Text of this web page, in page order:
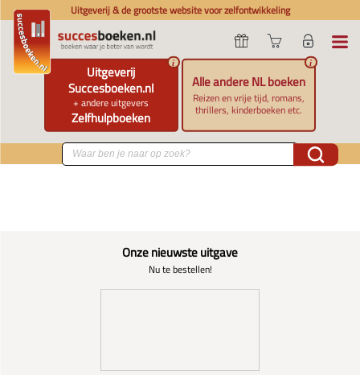
Uitgeverij & de grootste website voor zelfontwikkeling
Uitgeverij
Succesboeken.nl
+ andere uitgevers
Zelfhulpboeken
i
Alle andere NL boeken
Reizen en vrije tijd, romans,
thrillers, kinderboeken etc.
i
Onze nieuwste uitgave
Nu te bestellen!